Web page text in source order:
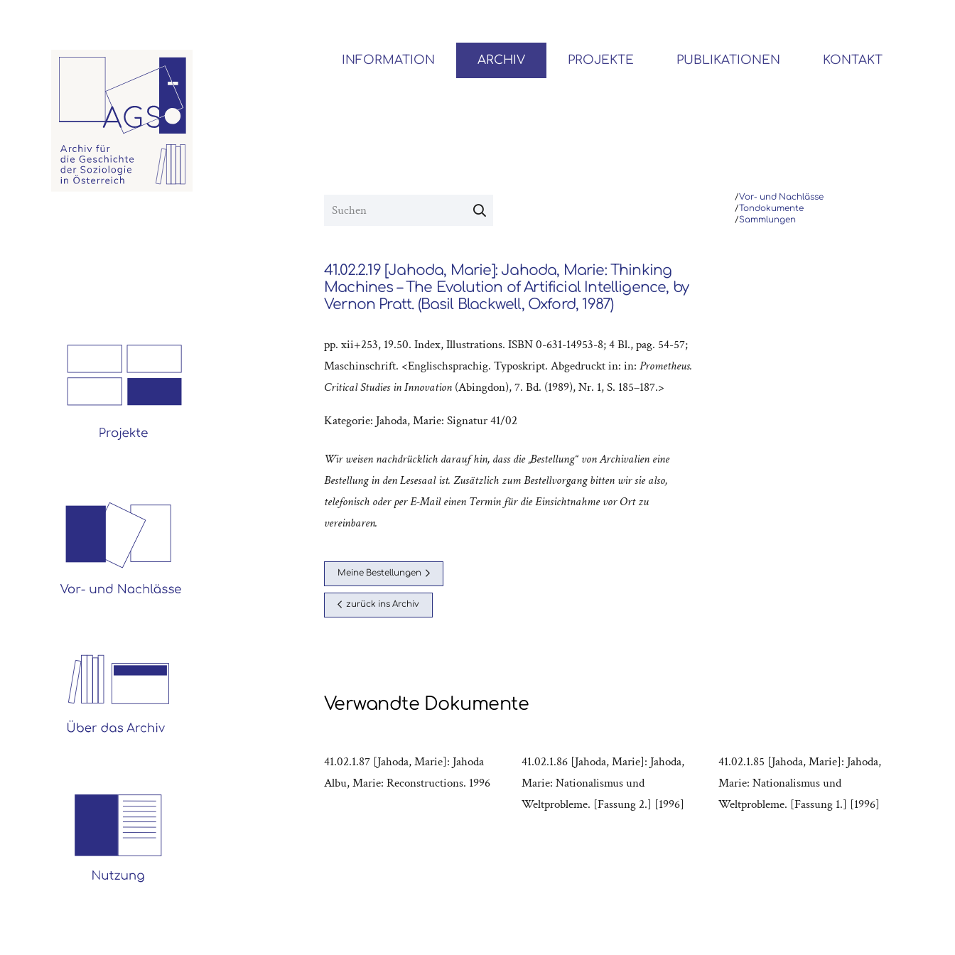
INFORMATION ARCHIV PROJEKTE PUBLIKATIONEN KONTAKT
/Vor- und Nachlässe
/Tondokumente
/Sammlungen
41.02.2.19 [Jahoda, Marie]: Jahoda, Marie: Thinking
Machines – The Evolution of Artificial Intelligence, by
Vernon Pratt. (Basil Blackwell, Oxford, 1987)
pp. xii+253, 19.50. Index, Illustrations. ISBN 0-631-14953-8; 4 Bl., pag. 54-57;
Maschinschrift. <Englischsprachig. Typoskript. Abgedruckt in: in: Prometheus.
Critical Studies in Innovation (Abingdon), 7. Bd. (1989), Nr. 1, S. 185–187.>
Kategorie: Jahoda, Marie: Signatur 41/02
Wir weisen nachdrücklich darauf hin, dass die „Bestellung“ von Archivalien eine
Bestellung in den Lesesaal ist. Zusätzlich zum Bestellvorgang bitten wir sie also,
telefonisch oder per E-Mail einen Termin für die Einsichtnahme vor Ort zu
vereinbaren.
Meine Bestellungen
zurück ins Archiv
Verwandte Dokumente
41.02.1.87 [Jahoda, Marie]: Jahoda
Albu, Marie: Reconstructions. 1996
41.02.1.86 [Jahoda, Marie]: Jahoda,
Marie: Nationalismus und
Weltprobleme. [Fassung 2.] [1996]
41.02.1.85 [Jahoda, Marie]: Jahoda,
Marie: Nationalismus und
Weltprobleme. [Fassung 1.] [1996]